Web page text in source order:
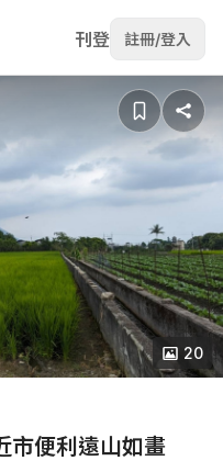
刊登 註冊/登入
市便利遠山如畫
20